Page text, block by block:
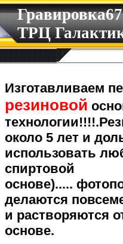
ТРЦ
Изготавливаем
резиновой
около 5 лет и
использовать
спиртовой
основе).....
делаются
и растворяются
основе.